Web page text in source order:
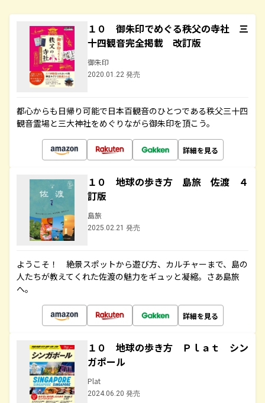
１０ 御朱印でめぐる秩父の寺社 三
十四観音完全掲載 改訂版
御朱印
2020.01.22 発売
都心からも日帰り可能で日本百観音のひとつである秩父三十四
観音霊場と三大神社をめぐりながら御朱印を頂こう。
詳細を見る
１０ 地球の歩き方 島旅 佐渡 ４
訂版
島旅
2025.02.21 発売
ようこそ！ 絶景スポットから遊び方、カルチャーまで、島の
人たちが教えてくれた佐渡の魅力をギュッと凝縮。さあ島旅
へ。
詳細を見る
１０ 地球の歩き方 Ｐｌａｔ シン
ガポール
Plat
2024.06.20 発売